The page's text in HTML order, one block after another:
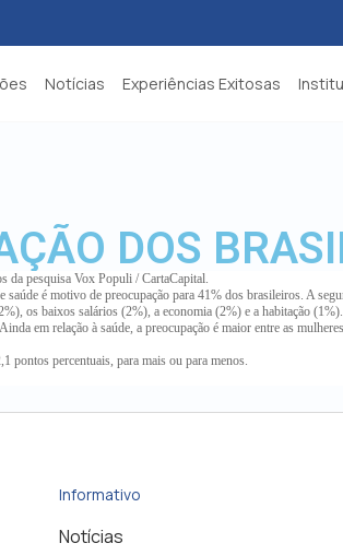
Notícias Experiências Exitosas
DOS
da pesquisa Vox Populi / CartaCapital.
é motivo de preocupação para 41% dos brasileiros. A
os baixos salários (2%), a economia (2%) e a habitação (1%).
em relação à saúde, a preocupação é maior entre as
pontos percentuais, para mais ou para menos.
Informativo
Notícias